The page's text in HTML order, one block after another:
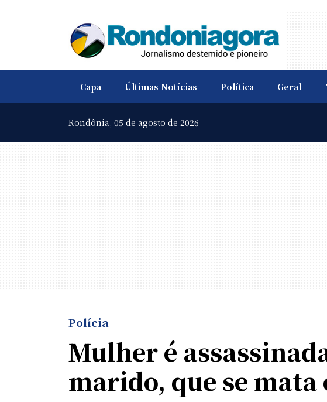
Capa Últimas Notícias Política Geral
Rondônia, 05 de agosto de 2026
Polícia
Mulher é
marido, que se mata